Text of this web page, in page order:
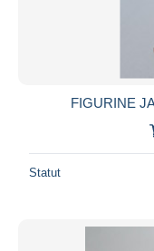
FIGURINE
Statut